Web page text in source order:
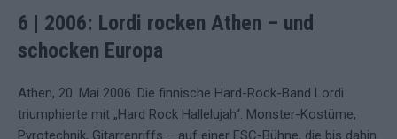
6 | 2006: Lordi rocken Athen – und
schocken Europa
Athen, 20. Mai 2006. Die finnische Hard-Rock-Band Lordi
triumphierte mit „Hard Rock Hallelujah“. Monster-Kostüme,
Pyrotechnik, Gitarrenriffs – auf einer ESC-Bühne, die bis dahin